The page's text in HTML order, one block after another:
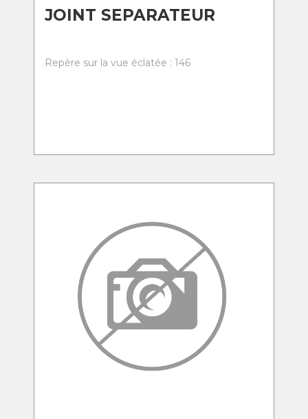
JOINT SEPARATEUR
Repère sur la vue éclatée : 146